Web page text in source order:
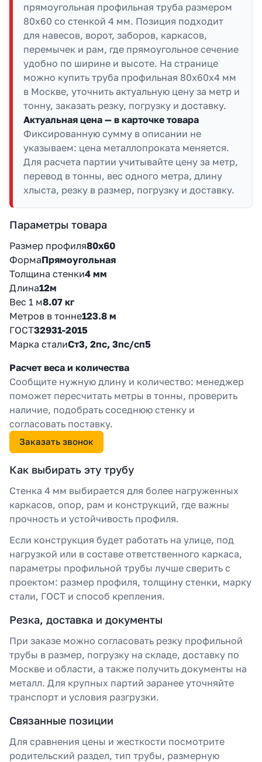
прямоугольная профильная труба размером
80х60 со стенкой 4 мм. Позиция подходит
для навесов, ворот, заборов, каркасов,
перемычек и рам, где прямоугольное сечение
удобно по ширине и высоте. На странице
можно купить труба профильная 80х60х4 мм
в Москве, уточнить актуальную цену за метр и
тонну, заказать резку, погрузку и доставку.
Актуальная цена — в карточке товара
Фиксированную сумму в описании не
указываем: цена металлопроката меняется.
Для расчета партии учитывайте цену за метр,
перевод в тонны, вес одного метра, длину
хлыста, резку в размер, погрузку и доставку.
Параметры товара
Размер профиля80х60
ФормаПрямоугольная
Толщина стенки4 мм
Длина12м
Вес 1 м8.07 кг
Метров в тонне123.8 м
ГОСТ32931-2015
Марка сталиСт3, 2пс, 3пс/сп5
Расчет веса и количества
Сообщите нужную длину и количество: менеджер
поможет пересчитать метры в тонны, проверить
наличие, подобрать соседнюю стенку и
согласовать поставку.
Заказать звонок
Как выбирать эту трубу
Стенка 4 мм выбирается для более нагруженных
каркасов, опор, рам и конструкций, где важны
прочность и устойчивость профиля.
Если конструкция будет работать на улице, под
нагрузкой или в составе ответственного каркаса,
параметры профильной трубы лучше сверить с
проектом: размер профиля, толщину стенки, марку
стали, ГОСТ и способ крепления.
Резка, доставка и документы
При заказе можно согласовать резку профильной
трубы в размер, погрузку на складе, доставку по
Москве и области, а также получить документы на
металл. Для крупных партий заранее уточняйте
транспорт и условия разгрузки.
Связанные позиции
Для сравнения цены и жесткости посмотрите
родительский раздел, тип трубы, размерную